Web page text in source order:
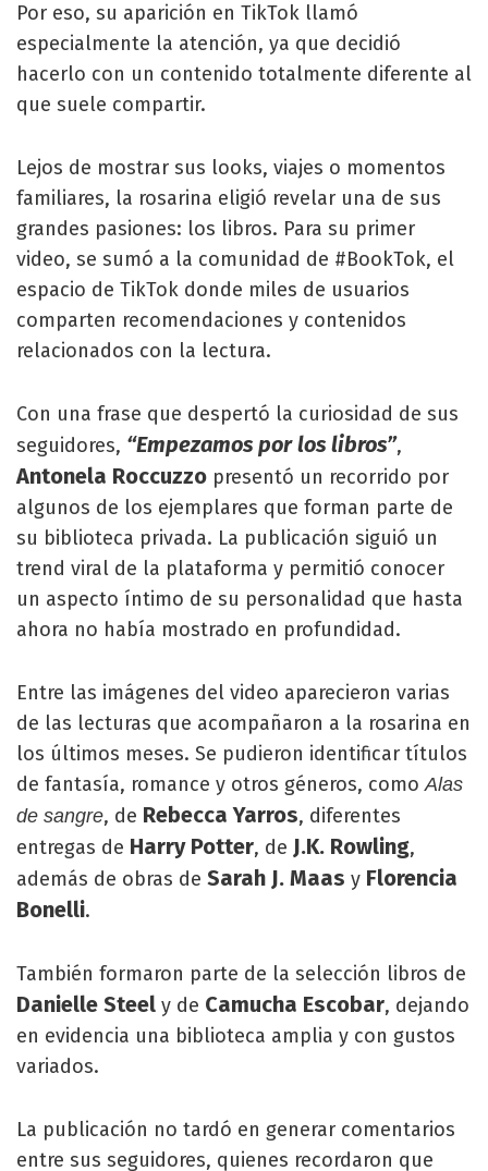
Por eso, su aparición en TikTok llamó
especialmente la atención, ya que decidió
hacerlo con un contenido totalmente diferente al
que suele compartir.
Lejos de mostrar sus looks, viajes o momentos
familiares, la rosarina eligió revelar una de sus
grandes pasiones: los libros. Para su primer
video, se sumó a la comunidad de #BookTok, el
espacio de TikTok donde miles de usuarios
comparten recomendaciones y contenidos
relacionados con la lectura.
Con una frase que despertó la curiosidad de sus
seguidores, “Empezamos por los libros”,
Antonela Roccuzzo presentó un recorrido por
algunos de los ejemplares que forman parte de
su biblioteca privada. La publicación siguió un
trend viral de la plataforma y permitió conocer
un aspecto íntimo de su personalidad que hasta
ahora no había mostrado en profundidad.
Entre las imágenes del video aparecieron varias
de las lecturas que acompañaron a la rosarina en
los últimos meses. Se pudieron identificar títulos
de fantasía, romance y otros géneros, comoAlas
de sangre, de Rebecca Yarros, diferentes
entregas de Harry Potter, de J.K. Rowling,
además de obras de Sarah J. Maas y Florencia
Bonelli.
También formaron parte de la selección libros de
Danielle Steel y de Camucha Escobar, dejando
en evidencia una biblioteca amplia y con gustos
variados.
La publicación no tardó en generar comentarios
entre sus seguidores, quienes recordaron que